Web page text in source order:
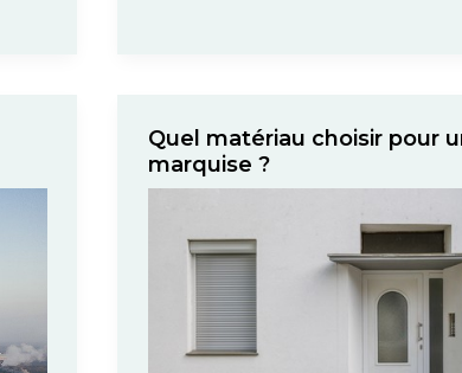
Quel matériau choisir pour
marquise ?